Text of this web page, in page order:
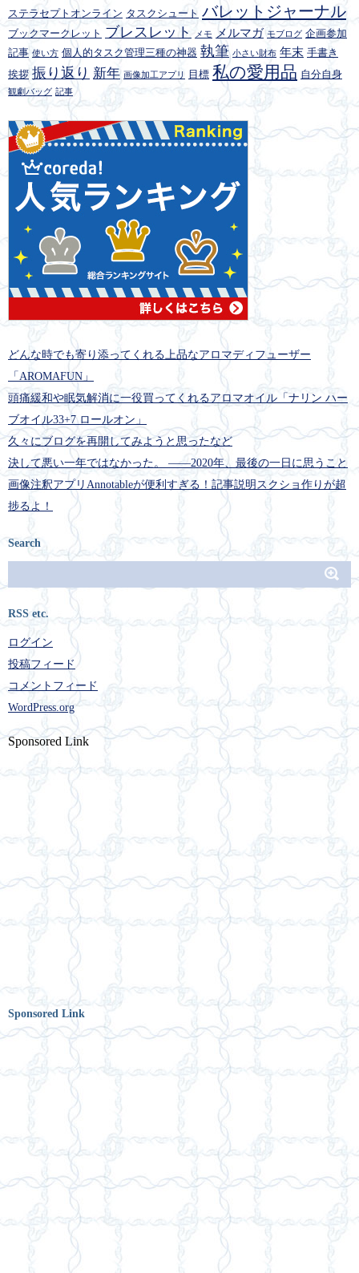
ステラセプトオンライン タスクシュート バレットジャーナル
ブックマークレット ブレスレット メモ メルマガ モブログ 企画参加
記事 使い方 個人的タスク管理三種の神器 執筆 小さい財布 年末 手書き
挨拶 振り返り 新年 画像加工アプリ 目標 私の愛用品 自分自身
観劇バッグ 記事
どんな時でも寄り添ってくれる上品なアロマディフューザー
「AROMAFUN」
頭痛緩和や眠気解消に一役買ってくれるアロマオイル「ナリン ハー
ブオイル33+7 ロールオン」
久々にブログを再開してみようと思ったなど
決して悪い一年ではなかった。 ――2020年、最後の一日に思うこと
画像注釈アプリAnnotableが便利すぎる！記事説明スクショ作りが超
捗るよ！
Search
RSS etc.
ログイン
投稿フィード
コメントフィード
WordPress.org
Sponsored Link
Sponsored Link